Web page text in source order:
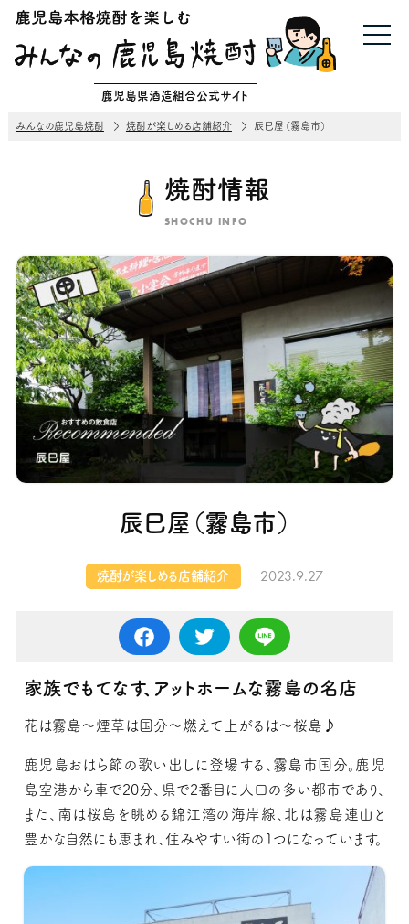
鹿児島県酒造組合公式サイト
みんなの鹿児島焼酎 焼酎が楽しめる店舗紹介 辰巳屋（霧島市）
焼酎情報
SHOCHU INFO
辰巳屋（霧島市）
焼酎が楽しめる店舗紹介 2023.9.27
家族でもてなす、アットホームな霧島の名店
花は霧島～煙草は国分～燃えて上がるは～桜島♪
鹿児島おはら節の歌い出しに登場する、霧島市国分。鹿児
島空港から車で20分、県で2番目に人口の多い都市であり、
また、南は桜島を眺める錦江湾の海岸線、北は霧島連山と
豊かな自然にも恵まれ、住みやすい街の1つになっています。